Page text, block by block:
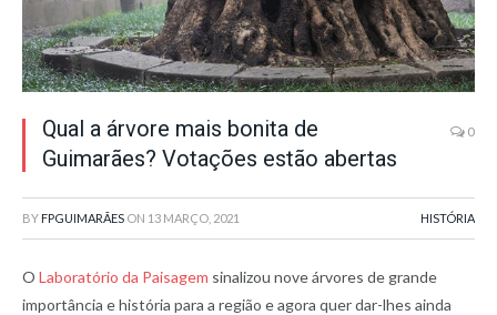
Qual a árvore mais bonita de
Guimarães? Votações estão abertas
0
BY FPGUIMARÃES ON 13 MARÇO, 2021 HISTÓRIA
O Laboratório da Paisagem sinalizou nove árvores de grande
importância e história para a região e agora quer dar-lhes ainda